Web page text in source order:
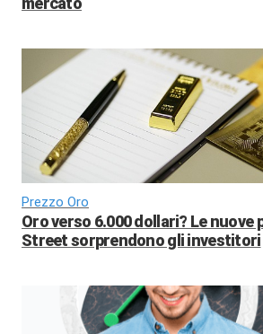
Prezzo Oro
Oro verso 6.000 dollari? Le nuove
Street sorprendono gli investitori